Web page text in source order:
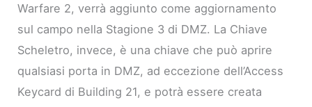
Warfare 2, verrà aggiunto come aggiornamento
sul campo nella Stagione 3 di DMZ. La Chiave
Scheletro, invece, è una chiave che può aprire
qualsiasi porta in DMZ, ad eccezione dell’Access
Keycard di Building 21, e potrà essere creata